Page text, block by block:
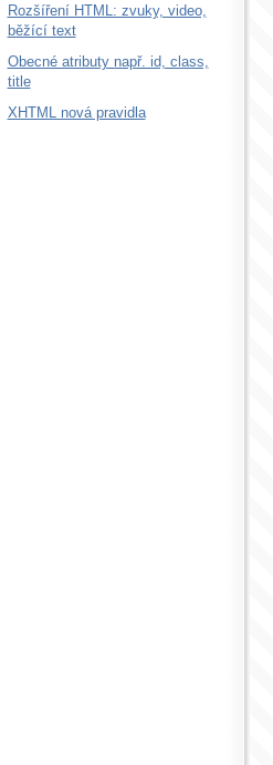
Rozšíření HTML: zvuky, video,
běžící text
Obecné atributy např. id, class,
title
XHTML nová pravidla